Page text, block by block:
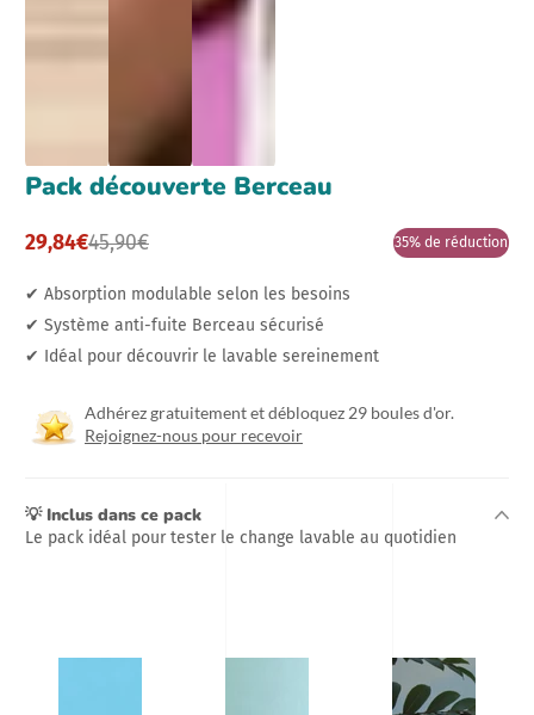
Pack découverte Berceau
Prix
29,84€
Prix
45,90€ 35% de réduction
✔︎ Absorption modulable selon les besoins
✔︎ Système anti-fuite Berceau sécurisé
✔︎ Idéal pour découvrir le lavable sereinement
Adhérez gratuitement et débloquez 29 boules d'or.
Rejoignez-nous pour recevoir
💡 Inclus dans ce pack
Le pack idéal pour tester le change lavable au quotidien